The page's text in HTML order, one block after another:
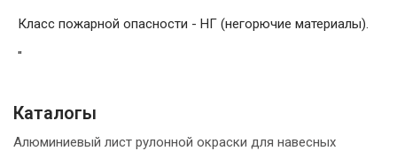
Класс пожарной опасности - НГ (негорючие материалы).
"
Каталогы
Алюминиевый лист рулонной окраски для навесных